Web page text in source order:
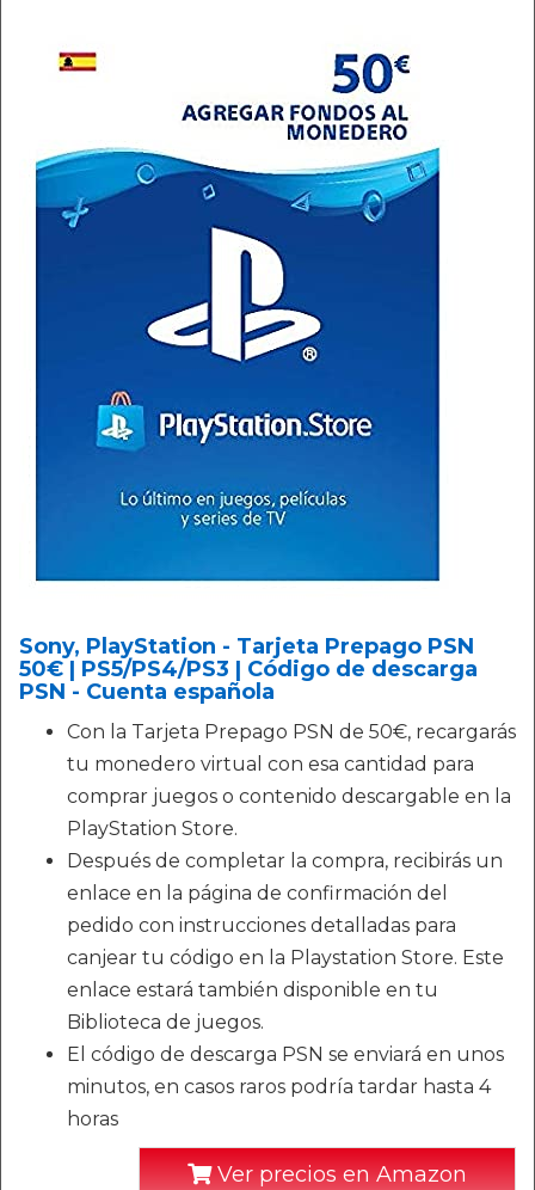
Sony, PlayStation - Tarjeta Prepago PSN
50€ | PS5/PS4/PS3 | Código de descarga
PSN - Cuenta española
Con la Tarjeta Prepago PSN de 50€, recargarás
tu monedero virtual con esa cantidad para
comprar juegos o contenido descargable en la
PlayStation Store.
Después de completar la compra, recibirás un
enlace en la página de confirmación del
pedido con instrucciones detalladas para
canjear tu código en la Playstation Store. Este
enlace estará también disponible en tu
Biblioteca de juegos.
El código de descarga PSN se enviará en unos
minutos, en casos raros podría tardar hasta 4
horas
Ver precios en Amazon